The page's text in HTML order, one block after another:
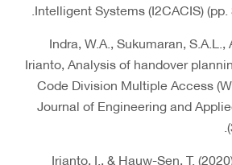
Intelligent Systems (I2CACIS) (pp.
Indra, W.A., Sukumaran, S.A.L.,
Irianto, Analysis of handover
Code Division Multiple Access
Journal of Engineering and
Irianto, I., & Hauw-Sen, T.